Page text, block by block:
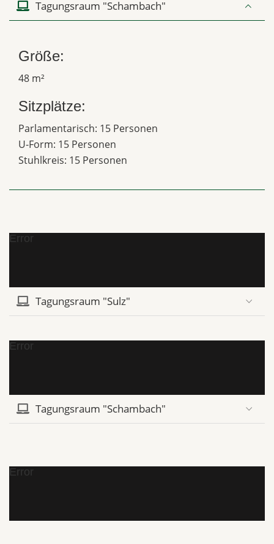
Tagungsraum "Schambach"
Größe:
48 m²
Sitzplätze:
Parlamentarisch: 15 Personen
U-Form: 15 Personen
Stuhlkreis: 15 Personen
Error
Tagungsraum "Sulz"
Error
Tagungsraum "Schambach"
Error